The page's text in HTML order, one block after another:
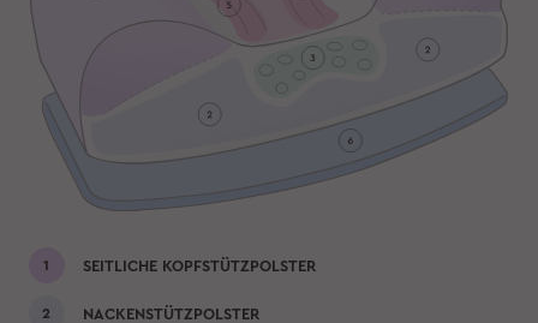
SEITLICHE KOPFSTÜTZPOLSTER
NACKENSTÜTZPOLSTER